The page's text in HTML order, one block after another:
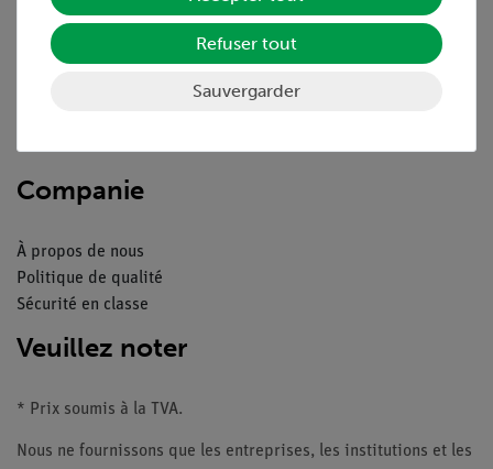
Aperçu du service
Téléchargements
Contacte service client
Companie
À propos de nous
Politique de qualité
Sécurité en classe
Veuillez noter
* Prix soumis à la TVA.
Nous ne fournissons que les entreprises, les institutions et les
Refuser tout
Sauvergarder